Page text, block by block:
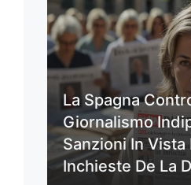
La Spagna
Giornalismo
Sanzioni In Vista
Inchieste De La